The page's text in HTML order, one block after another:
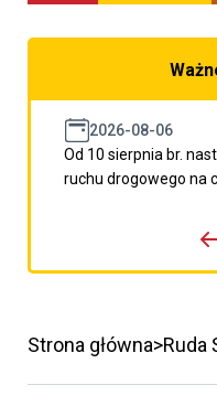
2026-08-06
Od 10 sierpnia br.
ruchu drogowego na
porzpedniego komunikatu
Strona główna Ruda